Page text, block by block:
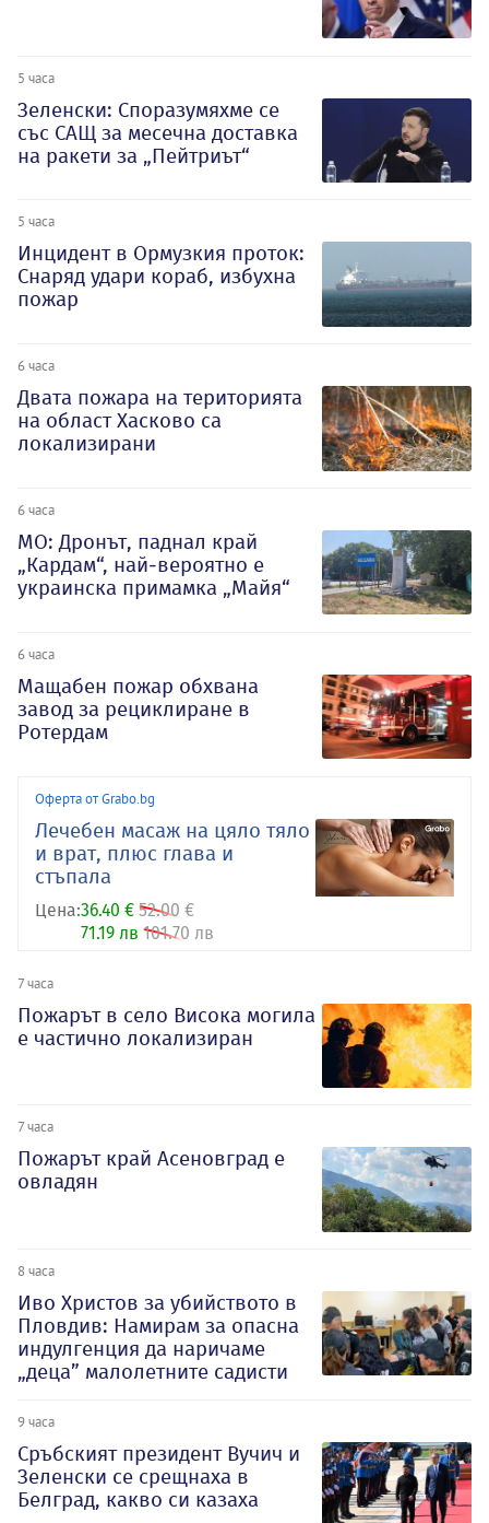
5 часа
Зеленски: Споразумяхме се
със САЩ за месечна доставка
на ракети за „Пейтриът“
5 часа
Инцидент в Ормузкия проток:
Снаряд удари кораб, избухна
пожар
6 часа
Двата пожара на територията
на област Хасково са
локализирани
6 часа
МО: Дронът, паднал край
„Кардам“, най-вероятно е
украинска примамка „Майя“
6 часа
Мащабен пожар обхвана
завод за рециклиране в
Ротердам
Оферта от Grabo.bg
Лечебен масаж на цяло тяло
и врат, плюс глава и
стъпала
Цена:36.40 € 52.00 €
71.19 лв 101.70 лв
7 часа
Пожарът в село Висока могила
е частично локализиран
7 часа
Пожарът край Асеновград е
овладян
8 часа
Иво Христов за убийството в
Пловдив: Намирам за опасна
индулгенция да наричаме
„деца” малолетните садисти
9 часа
Сръбският президент Вучич и
Зеленски се срещнаха в
Белград, какво си казаха